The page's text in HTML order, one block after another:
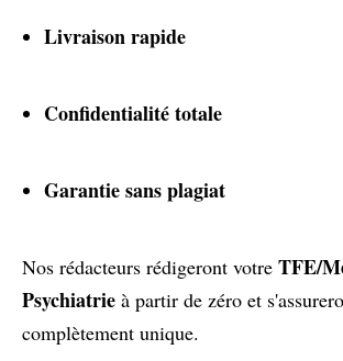
Livraison rapide
Confidentialité totale
Garantie sans plagiat
Nos rédacteurs rédigeront votre TFE/
Psychiatrie à partir de zéro et
complètement unique.